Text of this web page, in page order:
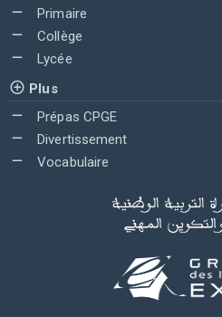
Primaire
Collège
Lycée
Plus
Prépas CPGE
Divertissement
Vocabulaire